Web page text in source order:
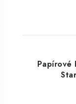
Papírové